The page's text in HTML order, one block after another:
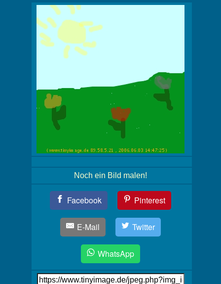
Noch ein Bild malen!
Facebook Pinterest
E-Mail Twitter
WhatsApp
Link